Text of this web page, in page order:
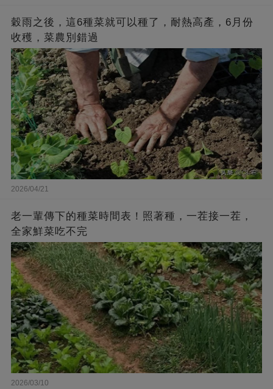
穀雨之後，這6種菜就可以種了，耐熱高產，6月份
收穫，菜農別錯過
2026/04/21
老一輩傳下的種菜時間表！照著種，一茬接一茬，
全家鮮菜吃不完
2026/03/10